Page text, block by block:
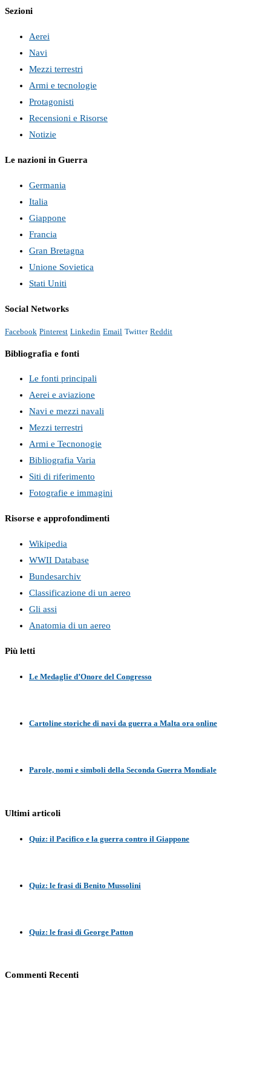
Sezioni
Aerei
Navi
Mezzi terrestri
Armi e tecnologie
Protagonisti
Recensioni e Risorse
Notizie
Le nazioni in Guerra
Germania
Italia
Giappone
Francia
Gran Bretagna
Unione Sovietica
Stati Uniti
Social Networks
Facebook Pinterest Linkedin Email Twitter Reddit
Bibliografia e fonti
Le fonti principali
Aerei e aviazione
Navi e mezzi navali
Mezzi terrestri
Armi e Tecnonogie
Bibliografia Varia
Siti di riferimento
Fotografie e immagini
Risorse e approfondimenti
Wikipedia
WWII Database
Bundesarchiv
Classificazione di un aereo
Gli assi
Anatomia di un aereo
Più letti
Le Medaglie d’Onore del Congresso
Cartoline storiche di navi da guerra a Malta ora online
Parole, nomi e simboli della Seconda Guerra Mondiale
Ultimi articoli
Quiz: il Pacifico e la guerra contro il Giappone
Quiz: le frasi di Benito Mussolini
Quiz: le frasi di George Patton
Commenti Recenti